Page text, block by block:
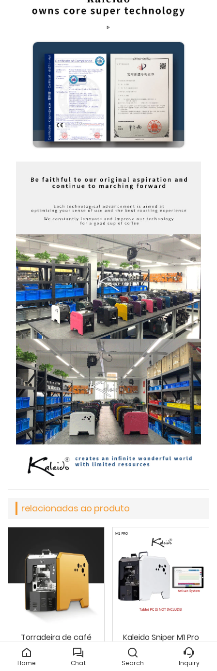
relacionadas ao produto
Torradeira de café
Kaleido Sniper M1 Pro
Kaleido Sniper M1 Pro
Torrador de café
sandbox torrador
Home Chat Search Inquiry